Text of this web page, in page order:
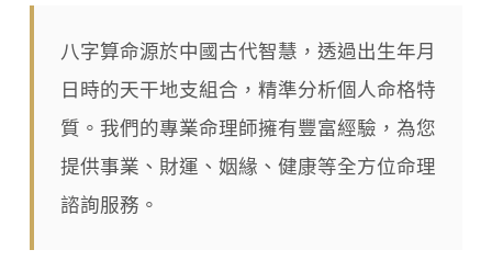
八字算命源於中國古代智慧，透過出生年月
日時的天干地支組合，精準分析個人命格特
質。我們的專業命理師擁有豐富經驗，為您
提供事業、財運、姻緣、健康等全方位命理
諮詢服務。